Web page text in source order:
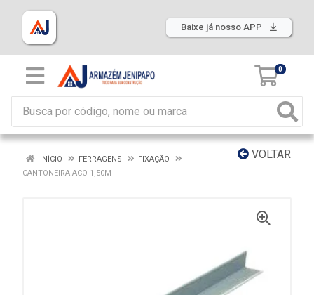
Baixe já nosso APP
0
VOLTAR
INÍCIO FERRAGENS
FIXAÇÃO
CANTONEIRA ACO 1,50M